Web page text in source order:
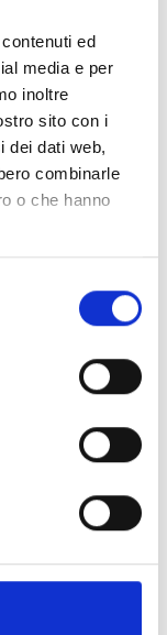
ed
media e per
inoltre
sito con i
dei dati web,
combinarle
o che hanno
den
ein